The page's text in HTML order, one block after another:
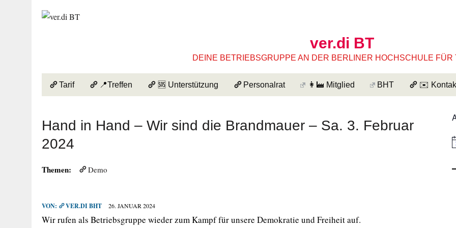
ver.di BT
DEINE BETRIEBSGRUPPE AN DER BERLINER HOCHSCHULE FÜR
Tarif 📍Treffen 🆘 Unterstützung Personalrat 👩‍🏭 Mitglied BHT ✉️
Hand in Hand – Wir sind die Brandmauer – Sa. 3. Februar
2024
Themen: Demo
VON: VER.DI BHT 26. JANUAR 2024
Wir rufen als Betriebsgruppe wieder zum Kampf für unsere Demokratie und Freiheit auf.
H
w